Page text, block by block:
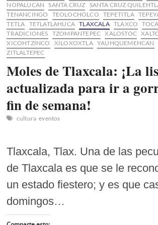
NOPALUCAN
SANTA CRUZ SANTA CRUZ
TENANCINGO
TEOLOCHOLCO TEPETITLA
TETLA TETLATLAHUCA TLAXCALA TLAXCO
TRADICIONES TZOMPANTEPEC XALOSTOC
XICOHTZINCO
XILOXOXTLA YAUHQUEMEHCAN
ZITLALTEPEC
Moles de Tlaxcala: ¡La
actualizada para ir a
fin de semana!
cultura eventos
Tlaxcala, Tlax. Una de las
de Tlaxcala es que se le
un estado fiestero; y es que
domingos…